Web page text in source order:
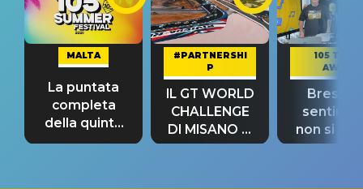
MALTA
La puntata
completa
della quinta
tappa
#PARTNERSHI
P
IL GT WORLD
CHALLENGE
DI MISANO si
riconferma
105 TAKE
AWAY
Bresh:
non si
fino alla